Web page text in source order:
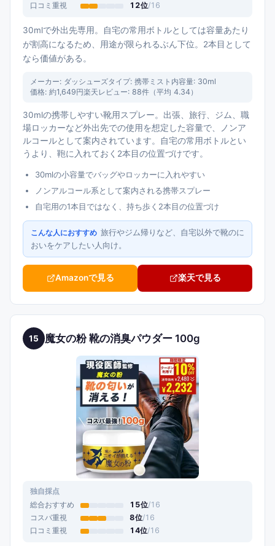
口コミ重視
12位/16
30mlで外出先専用。自宅の常用ボトルとしては容量あたり
が割高になるため、用途が限られるぶん下位。2本目として
なら価値がある。
メーカー: ダッシューズタイプ: 携帯ミスト 内容量: 30ml
価格: 約1,649円楽天レビュー: 88件（平均 4.34）
30mlの携帯しやすい靴用スプレー。出張、旅行、ジム、職
場ロッカーなど外出先での使用を想定した容量で、ノンア
ルコールとして案内されています。自宅の常用ボトルとい
うより、鞄に入れておく2本目の位置づけです。
30mlの小容量でバッグやロッカーに入れやすい
ノンアルコール系として案内される携帯スプレー
自宅用の1本目ではなく、持ち歩く2本目の位置づけ
こんな人におすすめ 旅行やジム帰りなど、自宅以外で靴のに
おいをケアしたい人向け。
Amazonで見る 楽天で見る
15 魔女の粉 靴の消臭パウダー 100g
独自採点
総合おすすめ 15位/16
コスパ重視
8位/16
口コミ重視
14位/16